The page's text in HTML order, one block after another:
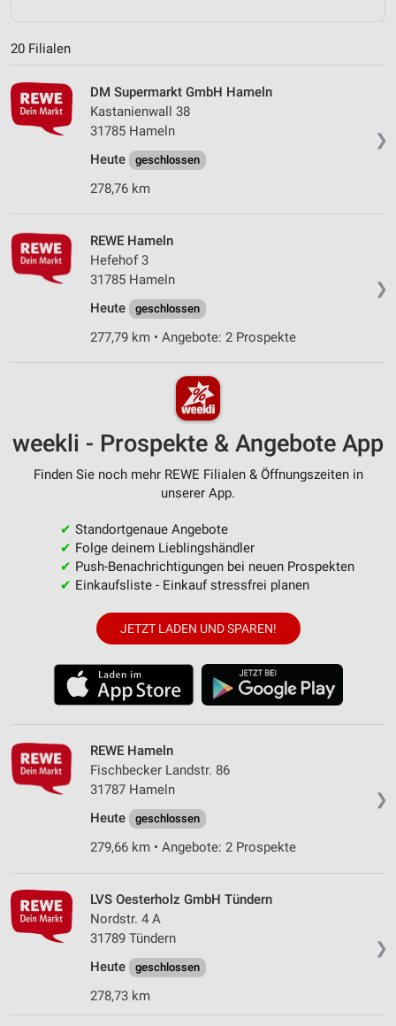
20 Filialen
❯
DM Supermarkt GmbH Hameln
Kastanienwall 38
31785 Hameln
Heute
geschlossen
278,76 km
❯
REWE Hameln
Hefehof 3
31785 Hameln
Heute
geschlossen
277,79 km • Angebote: 2 Prospekte
weekli - Prospekte & Angebote App
Finden Sie noch mehr REWE Filialen & Öffnungszeiten in
unserer App.
✔ Standortgenaue Angebote
✔ Folge deinem Lieblingshändler
✔ Push-Benachrichtigungen bei neuen Prospekten
✔ Einkaufsliste - Einkauf stressfrei planen
JETZT LADEN UND SPAREN!
❯
REWE Hameln
Fischbecker Landstr. 86
31787 Hameln
Heute
geschlossen
279,66 km • Angebote: 2 Prospekte
❯
LVS Oesterholz GmbH Tündern
Nordstr. 4 A
31789 Tündern
Heute
geschlossen
278,73 km